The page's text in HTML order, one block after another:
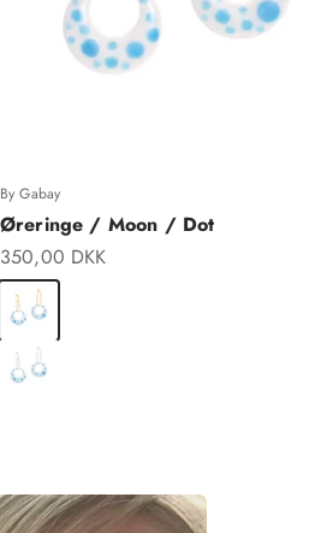
By Gabay
Øreringe / Moon / Dot
Salgspris
350,00 DKK
Forgyldt Sterlingsølv
Sterlingsølv